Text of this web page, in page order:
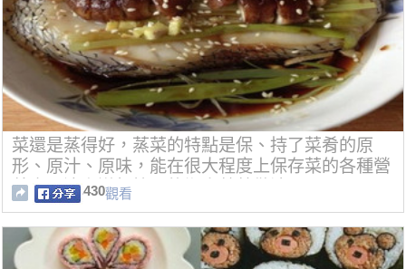
菜還是蒸得好，蒸菜的特點是保、持了菜肴的原
形、原汁、原味，能在很大程度上保存菜的各種營
養素，這六道超簡單的懶人蒸菜做法！
430觀看